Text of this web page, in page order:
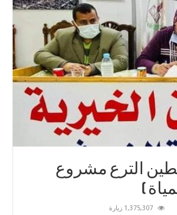
الترع مشروع
)
1,375,307 زيارة